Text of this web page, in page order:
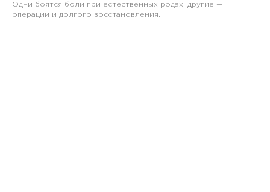
Одни боятся боли при естественных родах, другие —
операции и долгого восстановления.